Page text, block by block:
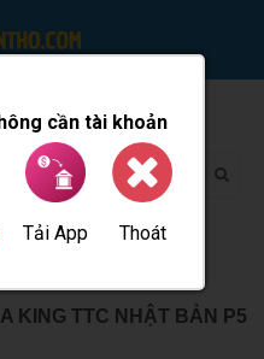
cần tài khoản
Tải App Thoát
KING TTC NHẬT BẢN P5